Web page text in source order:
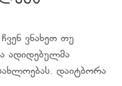
ვნახეთ თუ
ადიდებულმა
დაიტბორა